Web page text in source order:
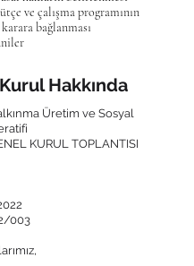
ve çalışma programının
bağlanması
Hakkında
Üretim ve Sosyal
KURUL TOPLANTISI
003